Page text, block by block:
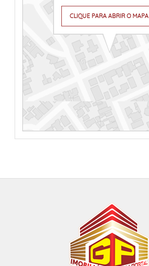
CLIQUE PARA ABRIR O MAPA